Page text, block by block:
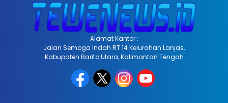
Alamat Kantor :
Jalan Semoga Indah RT 14 Kelurahan Lanjas,
Kabupaten Barito Utara, Kalimantan Tengah